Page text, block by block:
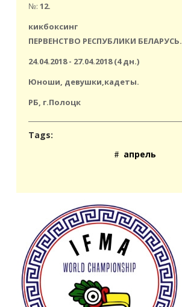
№:12.
кикбоксинг
ПЕРВЕНСТВО РЕСПУБЛИКИ БЕЛАРУСЬ.
24.04.2018 - 27.04.2018 (4 дн.)
Юноши, девушки,кадеты.
РБ, г.Полоцк
Tags:
апрель